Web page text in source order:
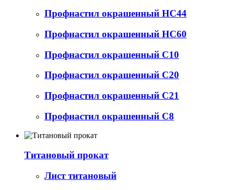
Профнастил окрашенный НС44
Профнастил окрашенный НС60
Профнастил окрашенный С10
Профнастил окрашенный С20
Профнастил окрашенный С21
Профнастил окрашенный С8
Титановый прокат
Лист титановый